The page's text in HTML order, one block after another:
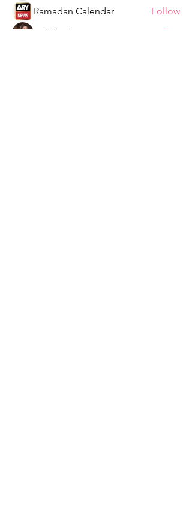
Ramadan Calendar
Follow
Siddhi Sharma
Follow